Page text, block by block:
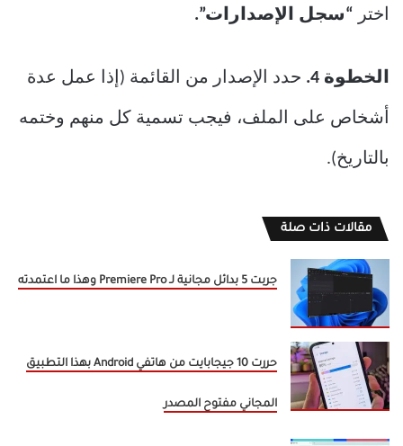
اختر “سجل الإصدارات”.
الخطوة 4. حدد الإصدار من القائمة (إذا عمل عدة
أشخاص على الملف، فيجب تسمية كل منهم وختمه
بالتاريخ).
مقالات ذات صلة
جربت 5 بدائل مجانية لـ Premiere Pro وهذا ما اعتمدته
حررت 10 جيجابايت من هاتفي Android بهذا التطبيق
المجاني مفتوح المصدر